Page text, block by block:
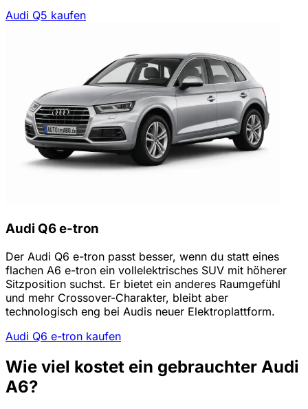
Audi Q5 kaufen
Audi Q6 e-tron
Der Audi Q6 e-tron passt besser, wenn du statt eines
flachen A6 e-tron ein vollelektrisches SUV mit höherer
Sitzposition suchst. Er bietet ein anderes Raumgefühl
und mehr Crossover-Charakter, bleibt aber
technologisch eng bei Audis neuer Elektroplattform.
Audi Q6 e-tron kaufen
Wie viel kostet ein gebrauchter Audi
A6?